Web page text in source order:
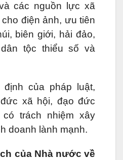
các nguồn lực xã
điện ảnh, ưu tiên
biên giới, hải đảo,
tộc thiểu số và
của pháp luật,
xã hội, đạo đức
trách nhiệm xây
doanh lành mạnh.
của Nhà nước về